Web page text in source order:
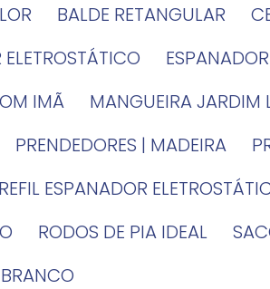
BALDE RETANGULAR
ELETROSTÁTICO
IMÃ MANGUEIRA JARDIM
PRENDEDORES | MADEIRA
REFIL ESPANADOR
RODOS DE PIA IDEAL